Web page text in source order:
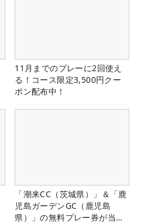
11月までのプレーに2回使え
る！コース限定3,500円クー
ポン配布中！
「潮来CC（茨城県）」＆「鹿
児島ガーデンGC（鹿児島
県）」の無料プレー券が当た